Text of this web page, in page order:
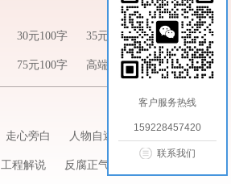
30元100字 35元100字 40元100字
75元100字 高端另议
走心旁白 人物自述
工程解说 反腐正气
客户服务热线
159228457420
联系我们